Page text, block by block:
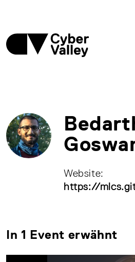
Website:
https://
In 1 Event erwähnt